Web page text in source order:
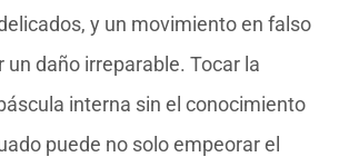
y un movimiento en falso
un daño irreparable. Tocar la
interna sin el conocimiento
puede no solo empeorar el